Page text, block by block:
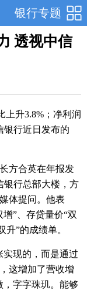
银行专题
透视中信
上升3.8%；净利润
银行近日发布的
方合英在年报发
银行总部大楼，方
体提问。他表
”、存贷量价“双
升”的成绩单。
实现的，而是通过
这增加了营收增
，字字珠玑。能够